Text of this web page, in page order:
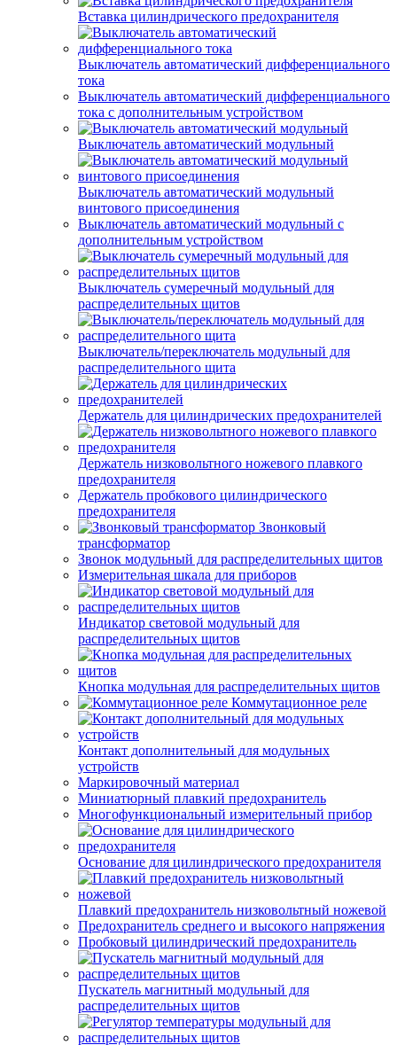
Вставка цилиндрического предохранителя
Выключатель автоматический дифференциального
тока
Выключатель автоматический дифференциального
тока с дополнительным устройством
Выключатель автоматический модульный
Выключатель автоматический модульный
винтового присоединения
Выключатель автоматический модульный с
дополнительным устройством
Выключатель сумеречный модульный для
распределительных щитов
Выключатель/переключатель модульный для
распределительного щита
Держатель для цилиндрических предохранителей
Держатель низковольтного ножевого плавкого
предохранителя
Держатель пробкового цилиндрического
предохранителя
Звонковый
трансформатор
Звонок модульный для распределительных щитов
Измерительная шкала для приборов
Индикатор световой модульный для
распределительных щитов
Кнопка модульная для распределительных щитов
Коммутационное реле
Контакт дополнительный для модульных
устройств
Маркировочный материал
Миниатюрный плавкий предохранитель
Многофункциональный измерительный прибор
Основание для цилиндрического предохранителя
Плавкий предохранитель низковольтный ножевой
Предохранитель среднего и высокого напряжения
Пробковый цилиндрический предохранитель
Пускатель магнитный модульный для
распределительных щитов